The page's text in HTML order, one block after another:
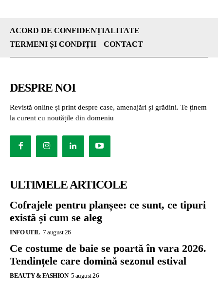
ACORD DE CONFIDENȚIALITATE
TERMENI ȘI CONDIȚII
CONTACT
DESPRE NOI
Revistă online și print despre case, amenajări și grădini. Te ținem
la curent cu noutățile din domeniu
ULTIMELE ARTICOLE
Cofrajele pentru planșee: ce sunt, ce tipuri
există și cum se aleg
INFO UTIL 7 august 26
Ce costume de baie se poartă în vara 2026.
Tendințele care domină sezonul estival
BEAUTY & FASHION 5 august 26